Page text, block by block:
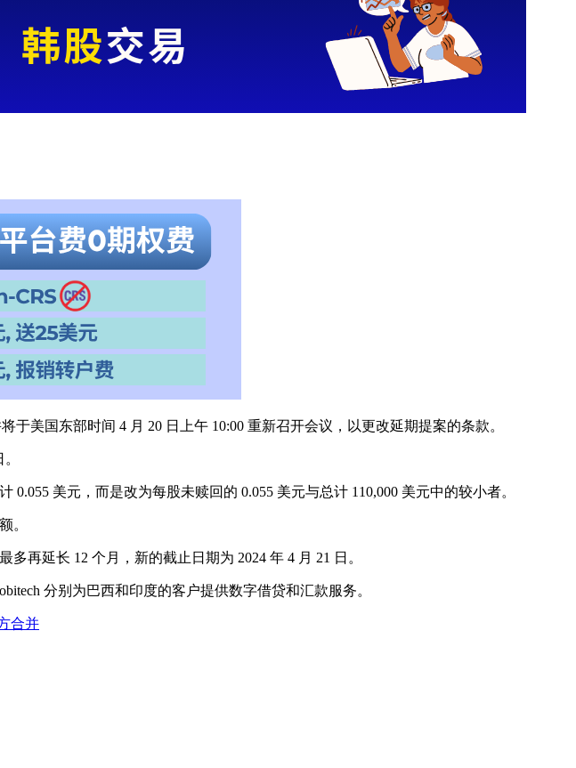
于美国东部时间 4 月 20 日上午 10:00 重新召开会议，以更改延期提案的条款。
美元，而是改为每股未赎回的 0.055 美元与总计 110,000 美元中的较小者。
。
再延长 12 个月，新的截止日期为 2024 年 4 月 21 日。
分别为巴西和印度的客户提供数字借贷和汇款服务。
合并